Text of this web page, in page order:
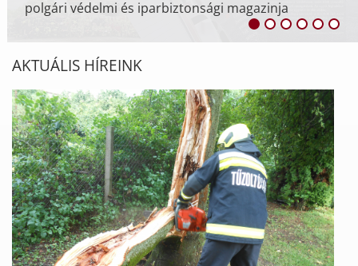
AKTUÁLIS HÍREINK